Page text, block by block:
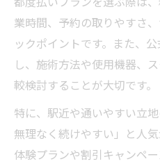
業時間、予約の取りやすさ
ックポイントです。また、
し、施術方法や使用機器、
較検討することが大切です。
特に、駅近や通いやすい立
無理なく続けやすい」と人
体験プランや割引キャンペ